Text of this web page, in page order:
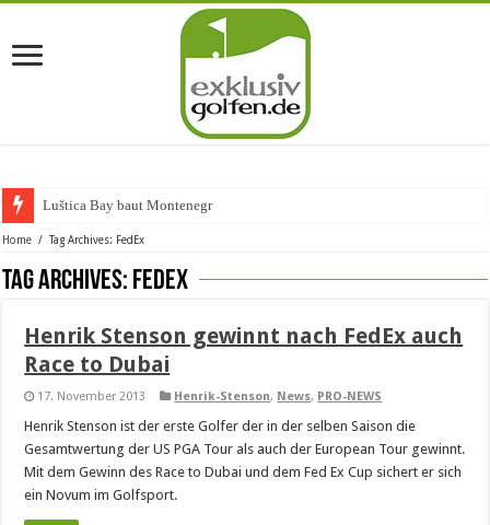
Luštica Bay baut Montenegros e
Home / Tag Archives: FedEx
Tag Archives: FedEx
Henrik Stenson gewinnt nach FedEx auch
Race to Dubai
17. November 2013 Henrik-Stenson, News, PRO-NEWS
Henrik Stenson ist der erste Golfer der in der selben Saison die
Gesamtwertung der US PGA Tour als auch der European Tour gewinnt.
Mit dem Gewinn des Race to Dubai und dem Fed Ex Cup sichert er sich
ein Novum im Golfsport.